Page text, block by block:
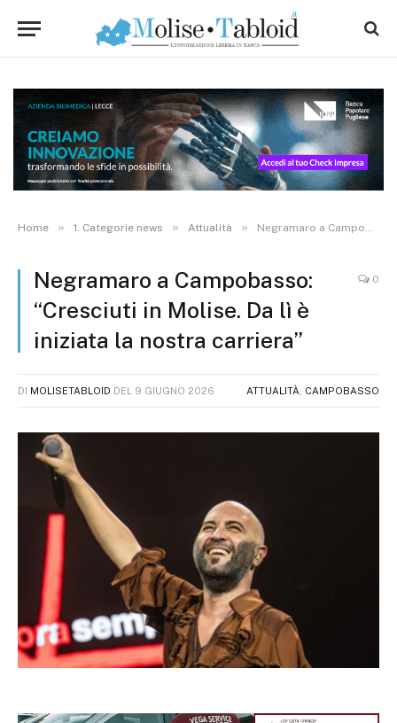
Home » 1. Categorie news » Attualità » Negramaro a Campobasso: “Cresciuti in Molise. Da lì è iniziata la nostra carriera”
Negramaro a Campobasso:
“Cresciuti in Molise. Da lì è
iniziata la nostra carriera”
0
DI MOLISETABLOID DEL 9 GIUGNO 2026 ATTUALITÀ CAMPOBASSO